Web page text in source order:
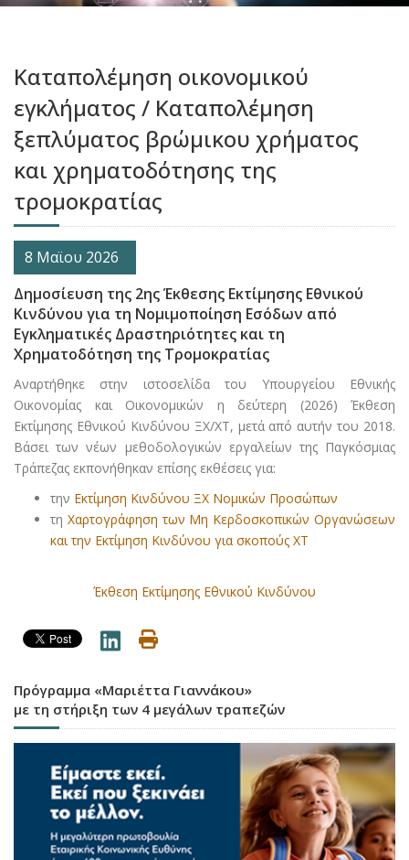
Καταπολέμηση οικονομικού
εγκλήματος / Καταπολέμηση
ξεπλύματος βρώμικου χρήματος
και χρηματοδότησης της
τρομοκρατίας
8 Μαϊου 2026
Δημοσίευση της 2ης Έκθεσης Εκτίμησης Εθνικού
Κινδύνου για τη Νομιμοποίηση Εσόδων από
Εγκληματικές Δραστηριότητες και τη
Χρηματοδότηση της Τρομοκρατίας
Αναρτήθηκε στην ιστοσελίδα του Υπουργείου Εθνικής
Οικονομίας και Οικονομικών η δεύτερη (2026) Έκθεση
Εκτίμησης Εθνικού Κινδύνου ΞΧ/ΧΤ, μετά από αυτήν του 2018.
Βάσει των νέων μεθοδολογικών εργαλείων της Παγκόσμιας
Τράπεζας εκπονήθηκαν επίσης εκθέσεις για:
την Εκτίμηση Κινδύνου ΞΧ Νομικών Προσώπων
τη Χαρτογράφηση των Μη Κερδοσκοπικών Οργανώσεων
και την Εκτίμηση Κινδύνου για σκοπούς ΧΤ
Έκθεση Εκτίμησης Εθνικού Κινδύνου
Πρόγραμμα «Μαριέττα Γιαννάκου»
με τη στήριξη των 4 μεγάλων τραπεζών